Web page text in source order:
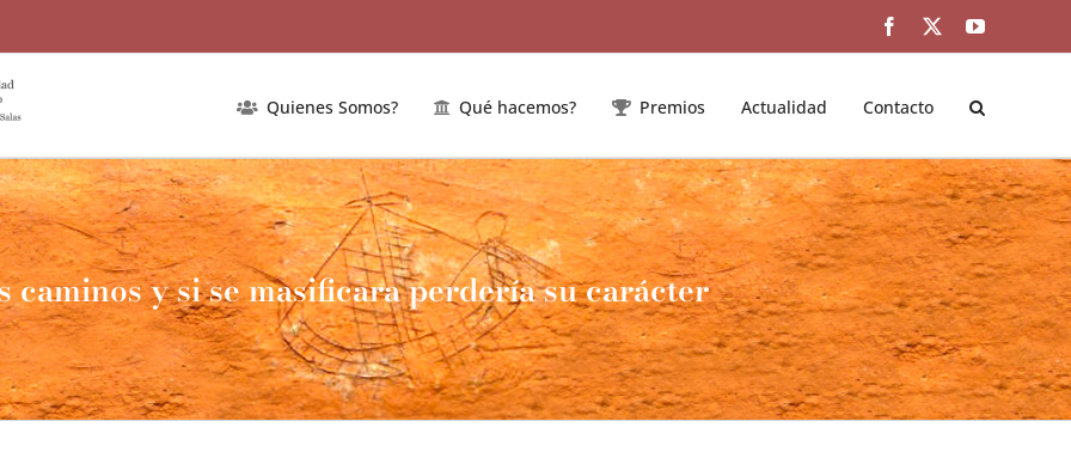
Facebook
TwitterYouTube
Quienes Somos? Qué hacemos? Premios Actualidad Contacto
y si se masificara perdería su carácter